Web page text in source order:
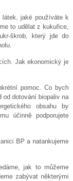
látek, jaké používáte k
to udělat z kukuřice,
škrob, který jde do
Jak ekonomický je
pomoc. Co bych
od dotování biopaliv na
obsahu by
účinně podporujete
BP a natankujeme
jak to můžeme
zabývat některými